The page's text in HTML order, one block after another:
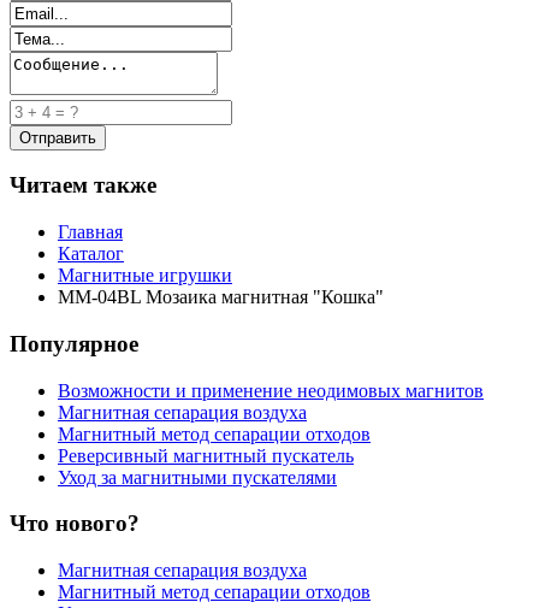
Читаем также
Главная
Каталог
Магнитные игрушки
MM-04BL Мозаика магнитная "Кошка"
Популярное
Возможности и применение неодимовых магнитов
Магнитная сепарация воздуха
Магнитный метод сепарации отходов
Реверсивный магнитный пускатель
Уход за магнитными пускателями
Что нового?
Магнитная сепарация воздуха
Магнитный метод сепарации отходов